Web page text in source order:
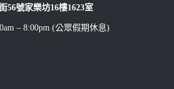
56號家樂坊16樓1623室
– 8:00pm (公眾假期休息)